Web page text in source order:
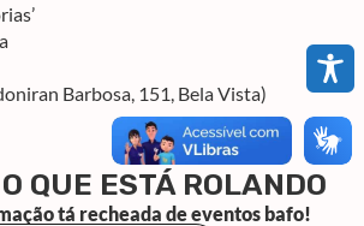
Barbosa, 151, Bela Vista)
QUE ESTÁ ROLANDO
tá recheada de eventos bafo!